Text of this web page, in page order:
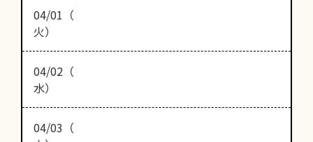
04/01（
火）
04/02（
水）
04/03（